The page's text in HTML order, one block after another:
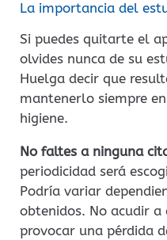
La importancia del
Si puedes quitarte el
olvides nunca de su
Huelga decir que
mantenerlo siempre
higiene.
No faltes a ninguna
periodicidad será
Podría variar
obtenidos. No acudir
provocar una pérdida